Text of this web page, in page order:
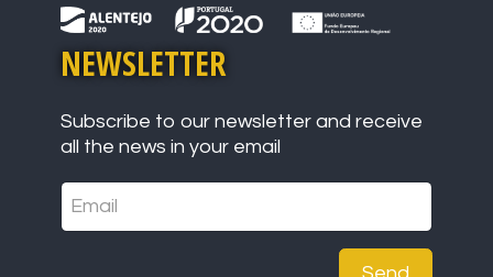
NEWSLETTER
Subscribe to our newsletter and receive
all the news in your email